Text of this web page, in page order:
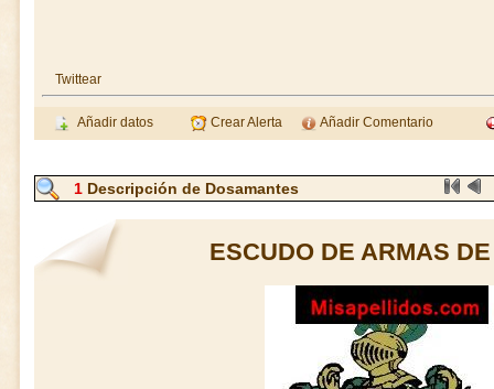
Twittear
Añadir datos Crear Alerta Añadir Comentario
1 Descripción de Dosamantes
ESCUDO DE ARMAS